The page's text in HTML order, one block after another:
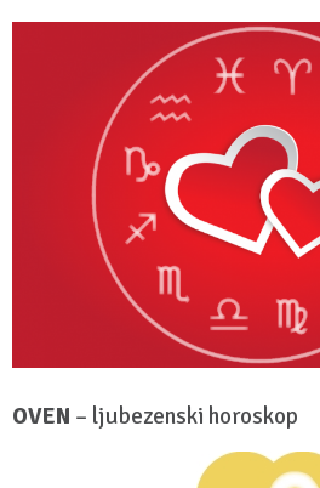
OVEN – ljubezenski horoskop